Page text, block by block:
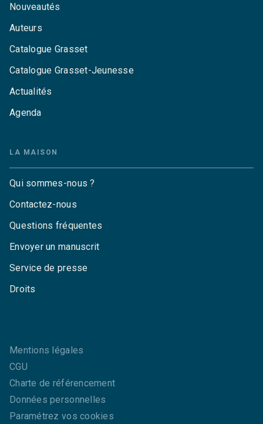
Nouveautés
Auteurs
Catalogue Grasset
Catalogue Grasset-Jeunesse
Actualités
Agenda
LA MAISON
Qui sommes-nous ?
Contactez-nous
Questions fréquentes
Envoyer un manuscrit
Service de presse
Droits
Mentions légales
CGU
Charte de référencement
Données personnelles
Paramétrez vos cookies